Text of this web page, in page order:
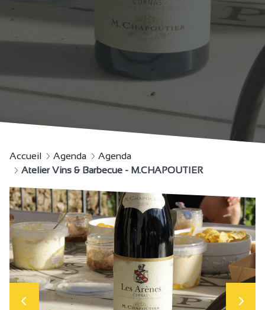
Accueil Agenda
Agenda
Atelier Vins & Barbecue - M.CHAPOUTIER